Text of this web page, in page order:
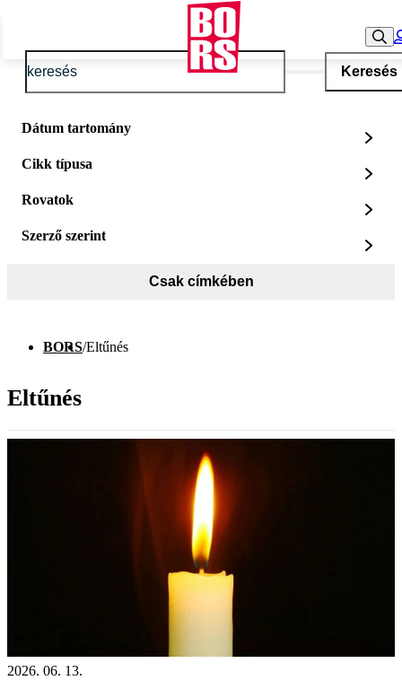
Keresés
Dátum tartomány
Cikk típusa
Rovatok
Szerző szerint
Csak címkében
BORS/Eltűnés
Eltűnés
2026. 06. 13.